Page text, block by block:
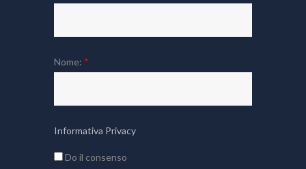
Nome: *
Informativa Privacy
Do il consenso